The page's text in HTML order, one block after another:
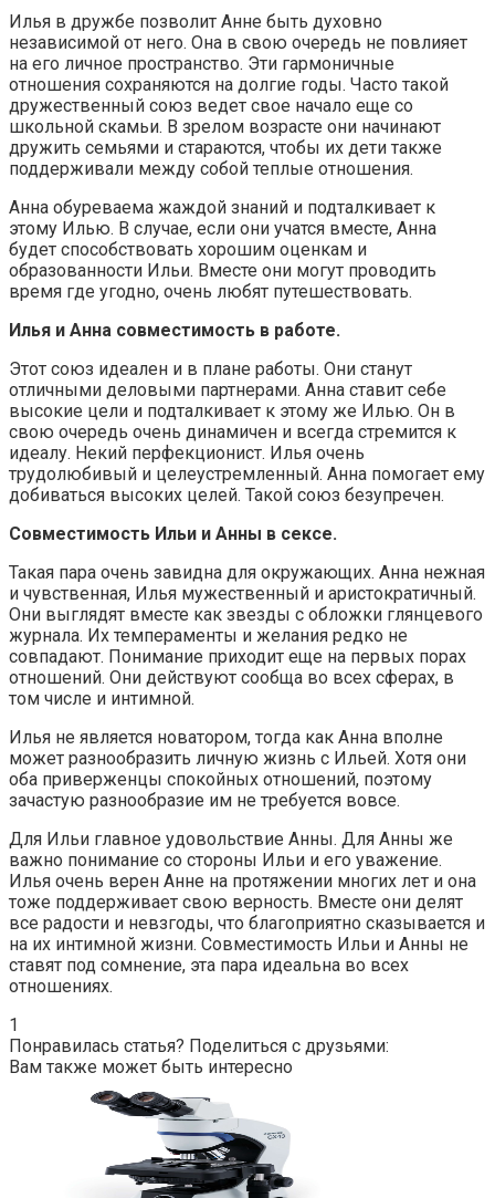
Илья в дружбе позволит Анне быть духовно
независимой от него. Она в свою очередь не повлияет
на его личное пространство. Эти гармоничные
отношения сохраняются на долгие годы. Часто такой
дружественный союз ведет свое начало еще со
школьной скамьи. В зрелом возрасте они начинают
дружить семьями и стараются, чтобы их дети также
поддерживали между собой теплые отношения.
Анна обуреваема жаждой знаний и подталкивает к
этому Илью. В случае, если они учатся вместе, Анна
будет способствовать хорошим оценкам и
образованности Ильи. Вместе они могут проводить
время где угодно, очень любят путешествовать.
Илья и Анна совместимость в работе.
Этот союз идеален и в плане работы. Они станут
отличными деловыми партнерами. Анна ставит себе
высокие цели и подталкивает к этому же Илью. Он в
свою очередь очень динамичен и всегда стремится к
идеалу. Некий перфекционист. Илья очень
трудолюбивый и целеустремленный. Анна помогает ему
добиваться высоких целей. Такой союз безупречен.
Совместимость Ильи и Анны в сексе.
Такая пара очень завидна для окружающих. Анна нежная
и чувственная, Илья мужественный и аристократичный.
Они выглядят вместе как звезды с обложки глянцевого
журнала. Их темпераменты и желания редко не
совпадают. Понимание приходит еще на первых порах
отношений. Они действуют сообща во всех сферах, в
том числе и интимной.
Илья не является новатором, тогда как Анна вполне
может разнообразить личную жизнь с Ильей. Хотя они
оба приверженцы спокойных отношений, поэтому
зачастую разнообразие им не требуется вовсе.
Для Ильи главное удовольствие Анны. Для Анны же
важно понимание со стороны Ильи и его уважение.
Илья очень верен Анне на протяжении многих лет и она
тоже поддерживает свою верность. Вместе они делят
все радости и невзгоды, что благоприятно сказывается и
на их интимной жизни. Совместимость Ильи и Анны не
ставят под сомнение, эта пара идеальна во всех
отношениях.
1
Понравилась статья? Поделиться с друзьями:
Вам также может быть интересно